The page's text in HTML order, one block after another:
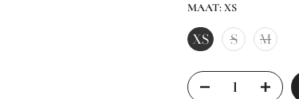
MAAT:XS
XS S M